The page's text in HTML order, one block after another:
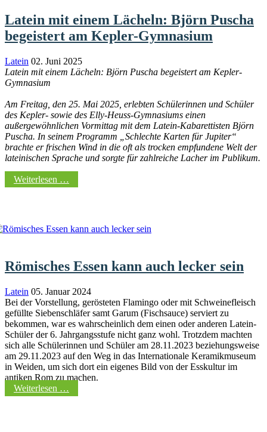
Latein mit einem Lächeln: Björn Puscha
begeistert am Kepler-Gymnasium
Latein 02. Juni 2025
Latein mit einem Lächeln: Björn Puscha begeistert am Kepler-
Gymnasium
Am Freitag, den 25. Mai 2025, erlebten Schülerinnen und Schüler
des Kepler- sowie des Elly-Heuss-Gymnasiums einen
außergewöhnlichen Vormittag mit dem Latein-Kabarettisten Björn
Puscha. In seinem Programm „Schlechte Karten für Jupiter“
brachte er frischen Wind in die oft als trocken empfundene Welt der
lateinischen Sprache und sorgte für zahlreiche Lacher im Publikum.
Weiterlesen …
Römisches Essen kann auch lecker sein
Latein 05. Januar 2024
Bei der Vorstellung, gerösteten Flamingo oder mit Schweinefleisch
gefüllte Siebenschläfer samt Garum (Fischsauce) serviert zu
bekommen, war es wahrscheinlich dem einen oder anderen Latein-
Schüler der 6. Jahrgangsstufe nicht ganz wohl. Trotzdem machten
sich alle Schülerinnen und Schüler am 28.11.2023 beziehungsweise
am 29.11.2023 auf den Weg in das Internationale Keramikmuseum
in Weiden, um sich dort ein eigenes Bild von der Esskultur im
antiken Rom zu machen.
Weiterlesen …